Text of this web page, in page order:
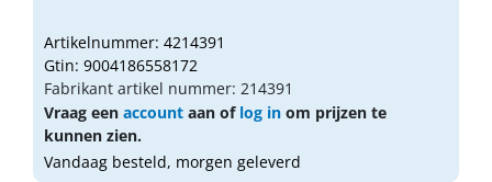
Artikelnummer: 4214391
Gtin: 9004186558172
Fabrikant artikel nummer: 214391
Vraag een account aan of log in om prijzen te
kunnen zien.
Vandaag besteld, morgen geleverd